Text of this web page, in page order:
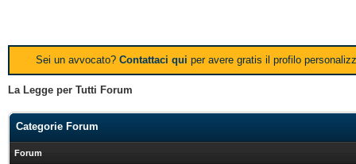
Sei un avvocato? Contattaci qui per avere gratis il profilo
La Legge per Tutti Forum
Categorie Forum
Forum